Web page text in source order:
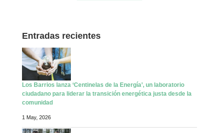
Entradas recientes
Los Barrios lanza ‘Centinelas de la Energía’, un laboratorio
ciudadano para liderar la transición energética justa desde la
comunidad
1 May, 2026